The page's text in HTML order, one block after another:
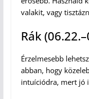
valakit, vagy
Rák
Érzelmesebb
abban, hogy
intuíciódra, mert jó